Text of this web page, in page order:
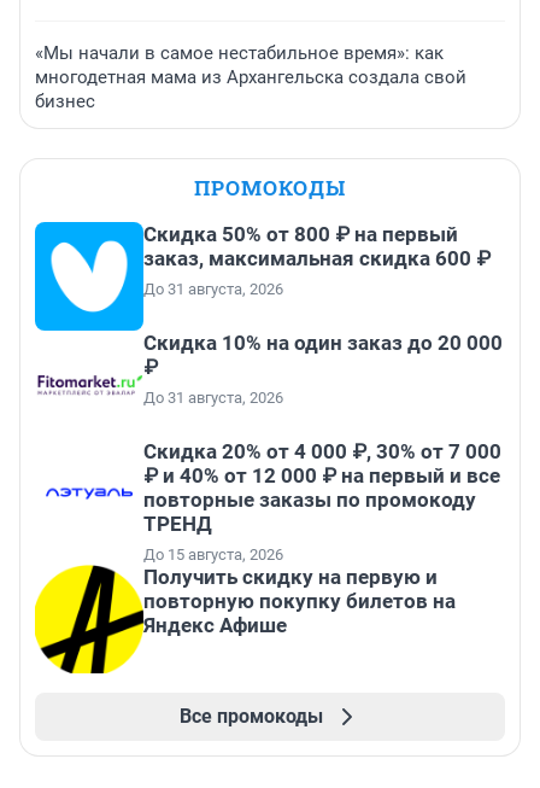
«Мы начали в самое нестабильное время»: как
многодетная мама из Архангельска создала свой
бизнес
ПРОМОКОДЫ
Скидка 50% от 800 ₽ на первый
заказ, максимальная скидка 600 ₽
До 31 августа, 2026
Скидка 10% на один заказ до 20 000
₽
До 31 августа, 2026
Скидка 20% от 4 000 ₽, 30% от 7 000
₽ и 40% от 12 000 ₽ на первый и все
повторные заказы по промокоду
ТРЕНД
До 15 августа, 2026
Получить скидку на первую и
повторную покупку билетов на
Яндекс Афише
Все промокоды